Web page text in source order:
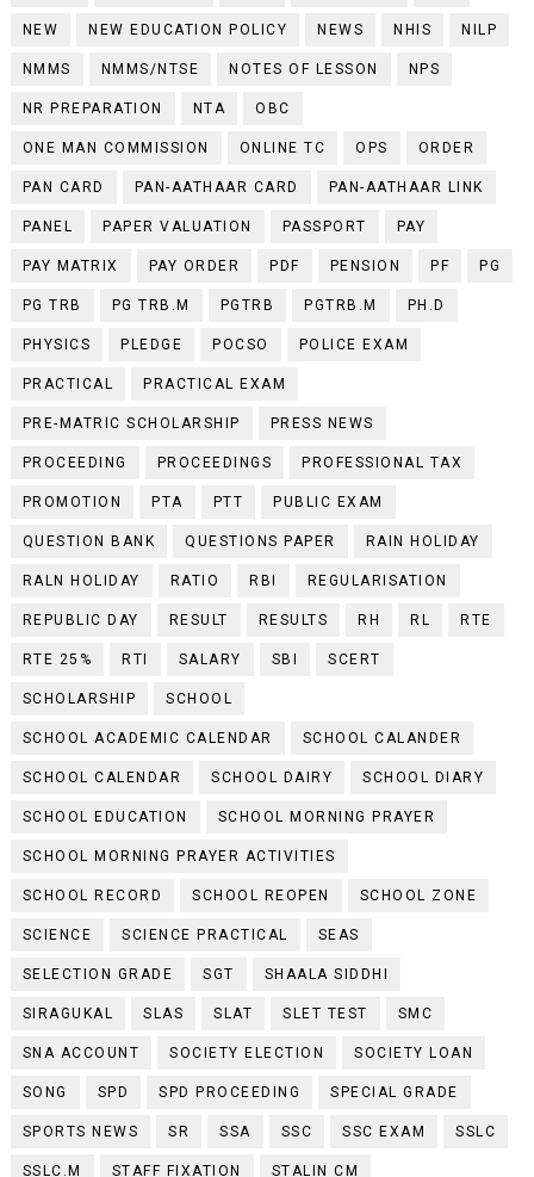
NEW NEW EDUCATION POLICY NEWS NHIS NILP
NMMS NMMS/NTSE NOTES OF LESSON NPS
NR PREPARATION NTA OBC
ONE MAN COMMISSION ONLINE TC OPS ORDER
PAN CARD PAN-AATHAAR CARD PAN-AATHAAR LINK
PANEL PAPER VALUATION PASSPORT PAY
PAY MATRIX PAY ORDER PDF PENSION PF PG
PG TRB PG TRB.M PGTRB PGTRB.M PH.D
PHYSICS PLEDGE POCSO POLICE EXAM
PRACTICAL PRACTICAL EXAM
PRE-MATRIC SCHOLARSHIP PRESS NEWS
PROCEEDING PROCEEDINGS PROFESSIONAL TAX
PROMOTION PTA PTT PUBLIC EXAM
QUESTION BANK QUESTIONS PAPER RAIN HOLIDAY
RALN HOLIDAY RATIO RBI REGULARISATION
REPUBLIC DAY RESULT RESULTS RH RL RTE
RTE 25% RTI SALARY SBI SCERT
SCHOLARSHIP SCHOOL
SCHOOL ACADEMIC CALENDAR SCHOOL CALANDER
SCHOOL CALENDAR SCHOOL DAIRY SCHOOL DIARY
SCHOOL EDUCATION SCHOOL MORNING PRAYER
SCHOOL MORNING PRAYER ACTIVITIES
SCHOOL RECORD SCHOOL REOPEN SCHOOL ZONE
SCIENCE SCIENCE PRACTICAL SEAS
SELECTION GRADE SGT SHAALA SIDDHI
SIRAGUKAL SLAS SLAT SLET TEST SMC
SNA ACCOUNT SOCIETY ELECTION SOCIETY LOAN
SONG SPD SPD PROCEEDING SPECIAL GRADE
SPORTS NEWS SR SSA SSC SSC EXAM SSLC
SSLC.M STAFF FIXATION STALIN CM